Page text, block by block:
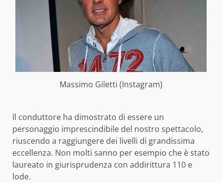
Massimo Giletti (Instagram)
Il conduttore ha dimostrato di essere un
personaggio imprescindibile del nostro spettacolo,
riuscendo a raggiungere dei livelli di grandissima
eccellenza. Non molti sanno per esempio che è stato
laureato in giurisprudenza con addirittura 110 e
lode.